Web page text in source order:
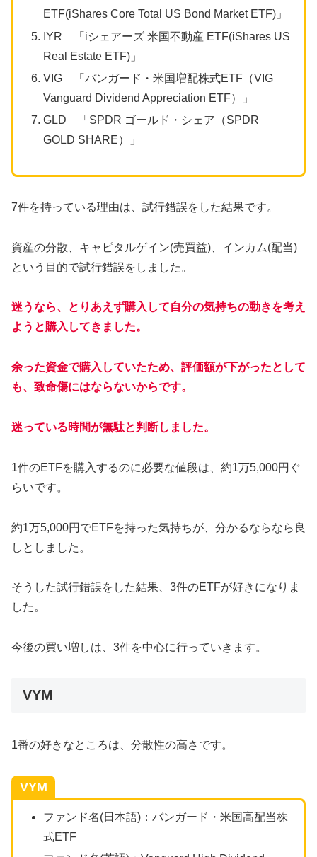
ETF(iShares Core Total US Bond Market ETF)」
IYR 「iシェアーズ 米国不動産 ETF(iShares US
Real Estate ETF)」
VIG 「バンガード・米国増配株式ETF（VIG
Vanguard Dividend Appreciation ETF）」
GLD 「SPDR ゴールド・シェア（SPDR
GOLD SHARE）」
7件を持っている理由は、試行錯誤をした結果です。
資産の分散、キャピタルゲイン(売買益)、インカム(配当)
という目的で試行錯誤をしました。
迷うなら、とりあえず購入して自分の気持ちの動きを考え
ようと購入してきました。
余った資金で購入していたため、評価額が下がったとして
も、致命傷にはならないからです。
迷っている時間が無駄と判断しました。
1件のETFを購入するのに必要な値段は、約1万5,000円ぐ
らいです。
約1万5,000円でETFを持った気持ちが、分かるならなら良
しとしました。
そうした試行錯誤をした結果、3件のETFが好きになりま
した。
今後の買い増しは、3件を中心に行っていきます。
VYM
1番の好きなところは、分散性の高さです。
VYM
ファンド名(日本語)：バンガード・米国高配当株
式ETF